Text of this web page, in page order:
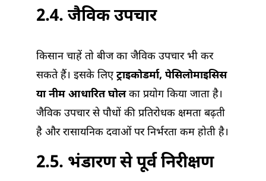
2.4. जैविक उपचार
किसान चाहें तो बीज का जैविक उपचार भी कर
सकते हैं। इसके लिएट्राइकोडर्मा, पेसिलोमाइसिस
या नीम आधारित घोलका प्रयोग किया जाता है।
जैविक उपचार से पौधों की प्रतिरोधक क्षमता बढ़ती
है और रासायनिक दवाओं पर निर्भरता कम होती है।
2.5. भंडारण से पूर्व निरीक्षण